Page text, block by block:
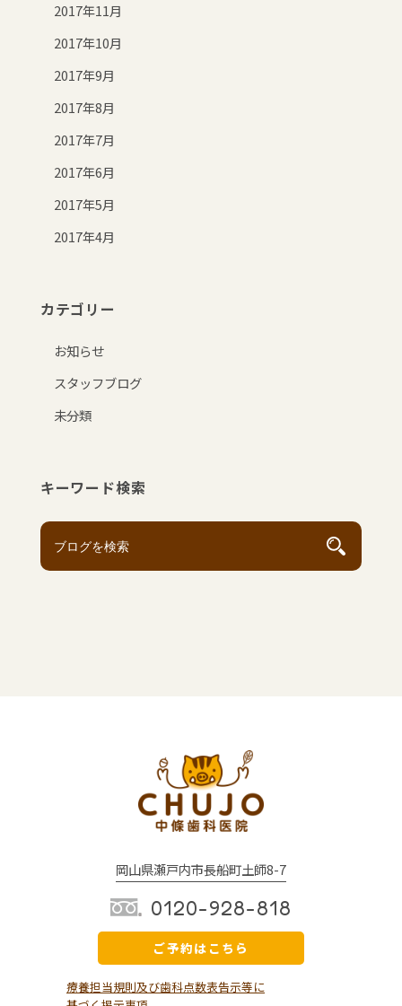
2017年11月
2017年10月
2017年9月
2017年8月
2017年7月
2017年6月
2017年5月
2017年4月
カテゴリー
お知らせ
スタッフブログ
未分類
キーワード検索
岡山県瀬戸内市長船町土師8-7
0120-928-818
ご予約はこちら
療養担当規則及び歯科点数表告示等に